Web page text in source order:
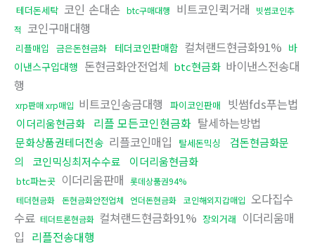
테더돈세탁 코인 손대손 btc구매대행 비트코인퀵거래
빗썸코인추
적 코인구매대행
리플매입 금은돈현금화 테더코인판매함 컬쳐랜드현금화91% 바
이낸스구입대행 돈현금화안전업체 btc현금화 바이낸스전송대
행
xrp판매 xrp매입 비트코인송금대행 파이코인판매 빗썸fds푸는법
이더리움현금화 리플 모든코인현금화 탈세하는방법
문화상품권테더전송 리플코인매입 탈세돈믹싱
검돈현금화문
의
코인믹싱최저수수료 이더리움현금화
btc파는곳 이더리움판매 롯데상품권94%
테더현금화 돈현금화안전업체 언더돈현금화 코인해외지갑매입 오다집수
수료 테더트론현금화 컬쳐랜드현금화91% 장외거래 이더리움매
입 리플전송대행